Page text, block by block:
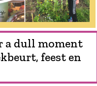
a dull moment
feest en